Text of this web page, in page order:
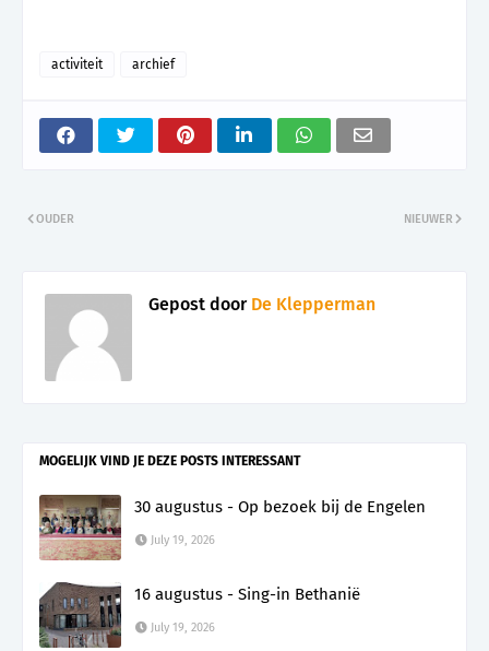
activiteit archief
NIEUWER
OUDER
Gepost doorDe Klepperman
MOGELIJK VIND JE DEZE POSTS INTERESSANT
30 augustus - Op bezoek bij de Engelen
July 19, 2026
16 augustus - Sing-in Bethanië
July 19, 2026